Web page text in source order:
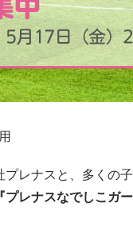
プレナスと、多くの
『プレナスなでしこガ